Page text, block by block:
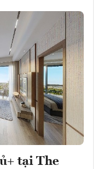
tại The